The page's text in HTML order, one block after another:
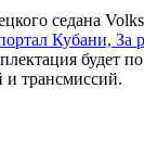
седана
Кубани, За
будет
и трансмиссий.